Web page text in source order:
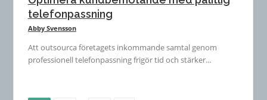
telefonpassning
Abby Svensson
Att outsourca företagets inkommande samtal genom
professionell telefonpassning frigör tid och stärker...